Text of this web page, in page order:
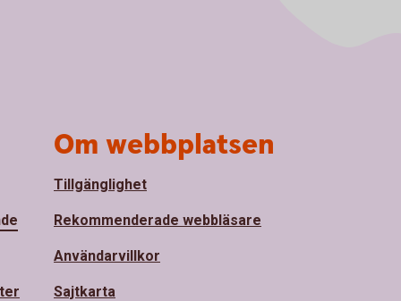
Om webbplatsen
Tillgänglighet
Rekommenderade webbläsare
Användarvillkor
Sajtkarta